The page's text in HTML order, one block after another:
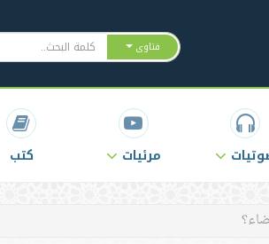
فتاوى
مرئيات كتب